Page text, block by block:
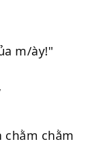
m/ày!"
chằm chằm